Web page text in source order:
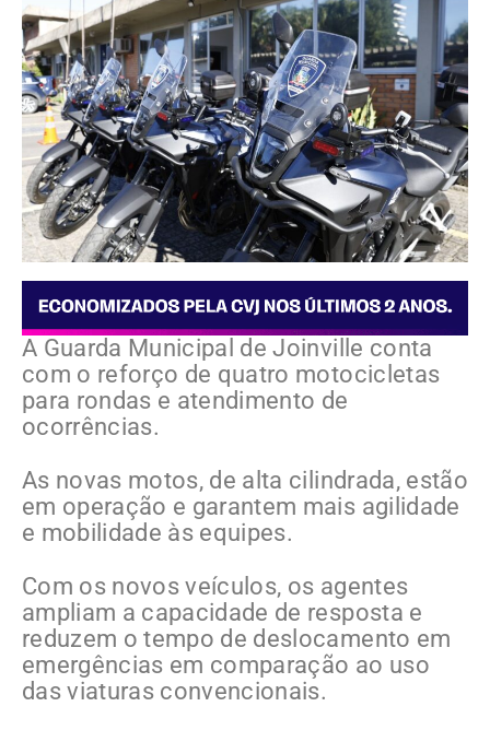
A Guarda Municipal de Joinville conta
com o reforço de quatro motocicletas
para rondas e atendimento de
ocorrências.
As novas motos, de alta cilindrada, estão
em operação e garantem mais agilidade
e mobilidade às equipes.
Com os novos veículos, os agentes
ampliam a capacidade de resposta e
reduzem o tempo de deslocamento em
emergências em comparação ao uso
das viaturas convencionais.